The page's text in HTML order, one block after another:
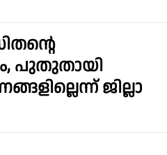
പുതുതായി
ജില്ലാ